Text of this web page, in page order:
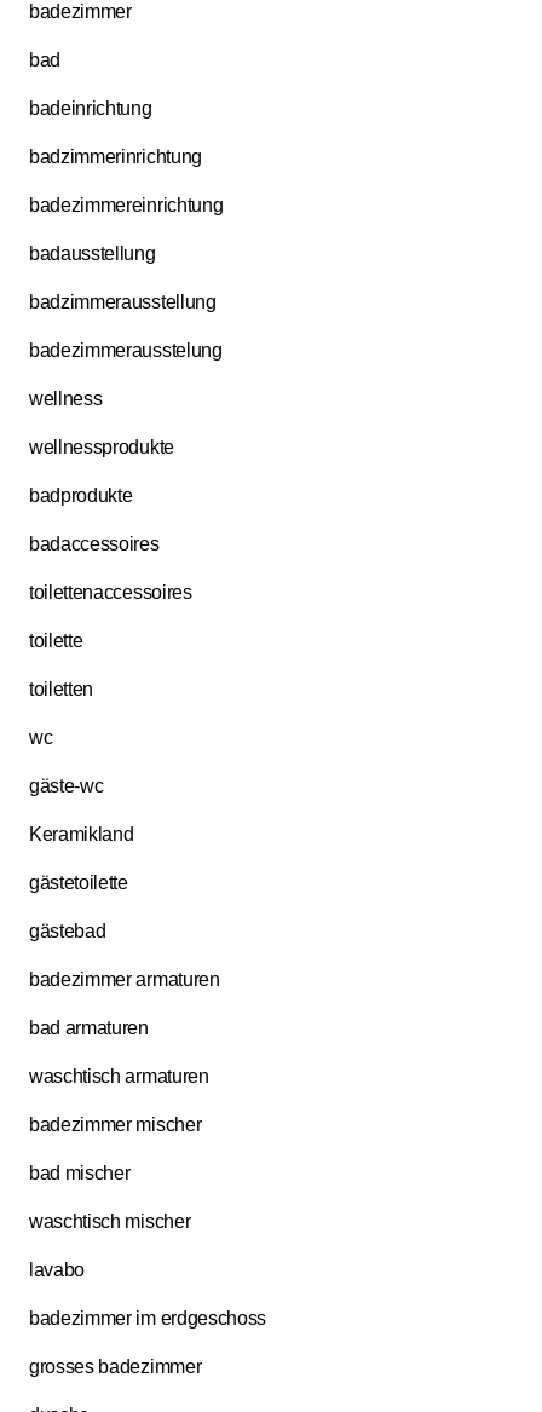
badezimmer
bad
badeinrichtung
badzimmerinrichtung
badezimmereinrichtung
badausstellung
badzimmerausstellung
badezimmerausstelung
wellness
wellnessprodukte
badprodukte
badaccessoires
toilettenaccessoires
toilette
toiletten
wc
gäste-wc
Keramikland
gästetoilette
gästebad
badezimmer armaturen
bad armaturen
waschtisch armaturen
badezimmer mischer
bad mischer
waschtisch mischer
lavabo
badezimmer im erdgeschoss
grosses badezimmer